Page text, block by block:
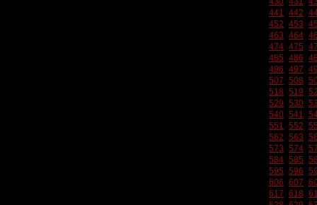
441 442
452 453
463 464
474 475
485 486
496 497
507 508
518 519
529 530
540 541
551 552
562 563
573 574
584 585
595 596
606 607
617 618